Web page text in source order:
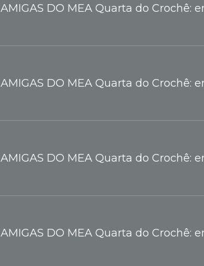
AMIGAS DO MEA Quarta do Crochê:
AMIGAS DO MEA Quarta do Crochê:
AMIGAS DO MEA Quarta do Crochê:
AMIGAS DO MEA Quarta do Crochê: